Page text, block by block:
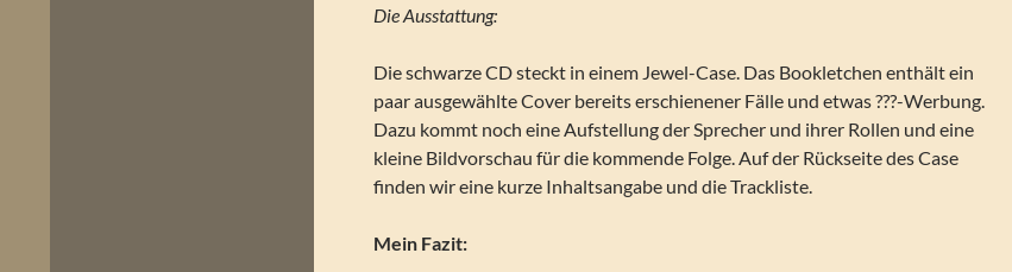
Die Ausstattung:
Die schwarze CD steckt in einem Jewel-Case. Das Bookletchen enthält ein
paar ausgewählte Cover bereits erschienener Fälle und etwas ???-Werbung.
Dazu kommt noch eine Aufstellung der Sprecher und ihrer Rollen und eine
kleine Bildvorschau für die kommende Folge. Auf der Rückseite des Case
finden wir eine kurze Inhaltsangabe und die Trackliste.
Mein Fazit: